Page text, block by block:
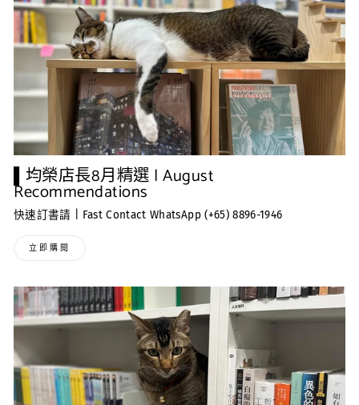
▌均榮店長8月精選 | August
Recommendations
快速訂書請 | Fast Contact WhatsApp (+65) 8896-1946
立即購閱